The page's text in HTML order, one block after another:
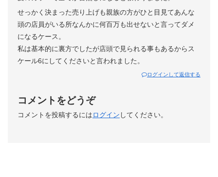
せっかく決まった売り上げも親族の方がひと目見てあんな
頭の店員がいる所なんかに何百万も出せないと言ってダメ
になるケース。
私は基本的に裏方でしたが店頭で見られる事もあるからス
ケール6にしてくださいと言われました。
ログインして返信する
コメントをどうぞ
コメントを投稿するにはログイン してください。